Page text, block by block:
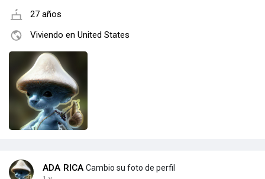
27 años
Viviendo en United States
ADA RICA Cambio su foto de perfil